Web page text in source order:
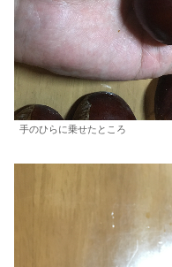
手のひらに乗せたところ